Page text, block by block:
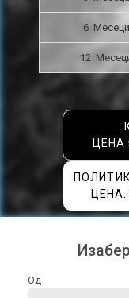
6 Месеци
12
ЦЕНА
ЦЕНА:
Од